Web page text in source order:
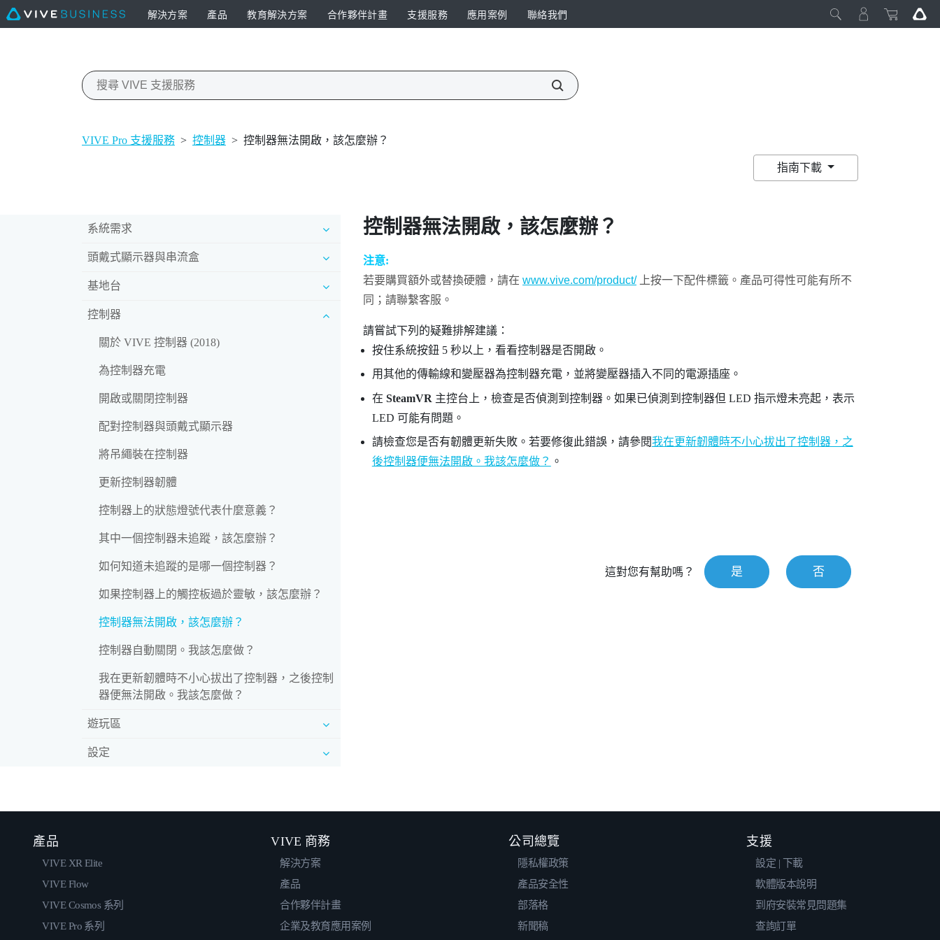
解決方案 產品 教育解決方案 合作夥伴計畫 支援服務 應用案例 聯絡我們
VIVE Pro 支援服務 > 控制器 > 控制器無法開啟，該怎麼辦？
指南下載
系統需求
頭戴式顯示器與串流盒
基地台
控制器
關於 VIVE 控制器 (2018)
為控制器充電
開啟或關閉控制器
配對控制器與頭戴式顯示器
將吊繩裝在控制器
更新控制器韌體
控制器上的狀態燈號代表什麼意義？
其中一個控制器未追蹤，該怎麼辦？
如何知道未追蹤的是哪一個控制器？
如果控制器上的觸控板過於靈敏，該怎麼辦？
控制器無法開啟，該怎麼辦？
控制器自動關閉。我該怎麼做？
我在更新韌體時不小心拔出了控制器，之後控制
器便無法開啟。我該怎麼做？
遊玩區
設定
控制器無法開啟，該怎麼辦？
注意:
若要購買額外或替換硬體，請在 www.vive.com/product/上按一下配件標籤。產品可得性可能有所不
同；請聯繫客服。
請嘗試下列的疑難排解建議：
按住系統按鈕 5 秒以上，看看控制器是否開啟。
用其他的傳輸線和變壓器為控制器充電，並將變壓器插入不同的電源插座。
在 SteamVR 主控台上，檢查是否偵測到控制器。如果已偵測到控制器但 LED 指示燈未亮起，表示
LED 可能有問題。
請檢查您是否有韌體更新失敗。若要修復此錯誤，請參閱我在更新韌體時不小心拔出了控制器，之
後控制器便無法開啟。我該怎麼做？ 。
這對您有幫助嗎？ 是 否
產品
VIVE XR Elite
VIVE Flow
VIVE Cosmos 系列
VIVE Pro 系列
VIVE 商務
解決方案
產品
合作夥伴計畫
企業及教育應用案例
公司總覽
隱私權政策
產品安全性
部落格
新聞稿
支援
設定 | 下載
軟體版本說明
到府安裝常見問題集
查詢訂單